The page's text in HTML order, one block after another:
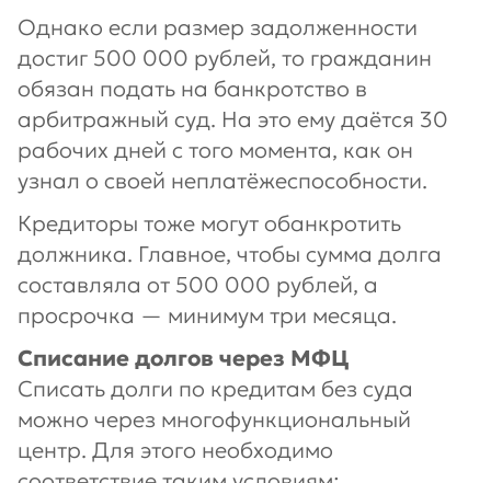
Однако если размер задолженности
достиг 500 000 рублей, то гражданин
обязан подать на банкротство в
арбитражный суд. На это ему даётся 30
рабочих дней с того момента, как он
узнал о своей неплатёжеспособности.
Кредиторы тоже могут обанкротить
должника. Главное, чтобы сумма долга
составляла от 500 000 рублей, а
просрочка — минимум три месяца.
Списание долгов через МФЦ
Списать долги по кредитам без суда
можно через многофункциональный
центр. Для этого необходимо